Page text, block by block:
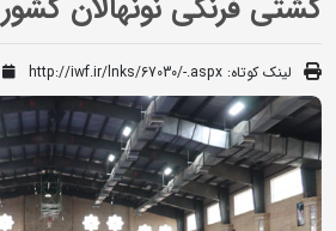
کشتی فرنگی نونهالان کشور
لینک کوتاه: http://iwf.ir/lnks/67030/-.aspx